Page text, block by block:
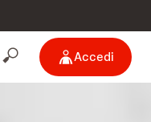
Accedi